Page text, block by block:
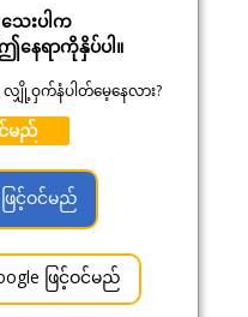
ေးပါက
ေရာကိုနှိပ်ပါ။
လျှို့ဝှက်နံပါတ်မေ့နေလား?
မည်
ဖြင့်ဝင်မည်
ဖြင့်ဝင်မည်